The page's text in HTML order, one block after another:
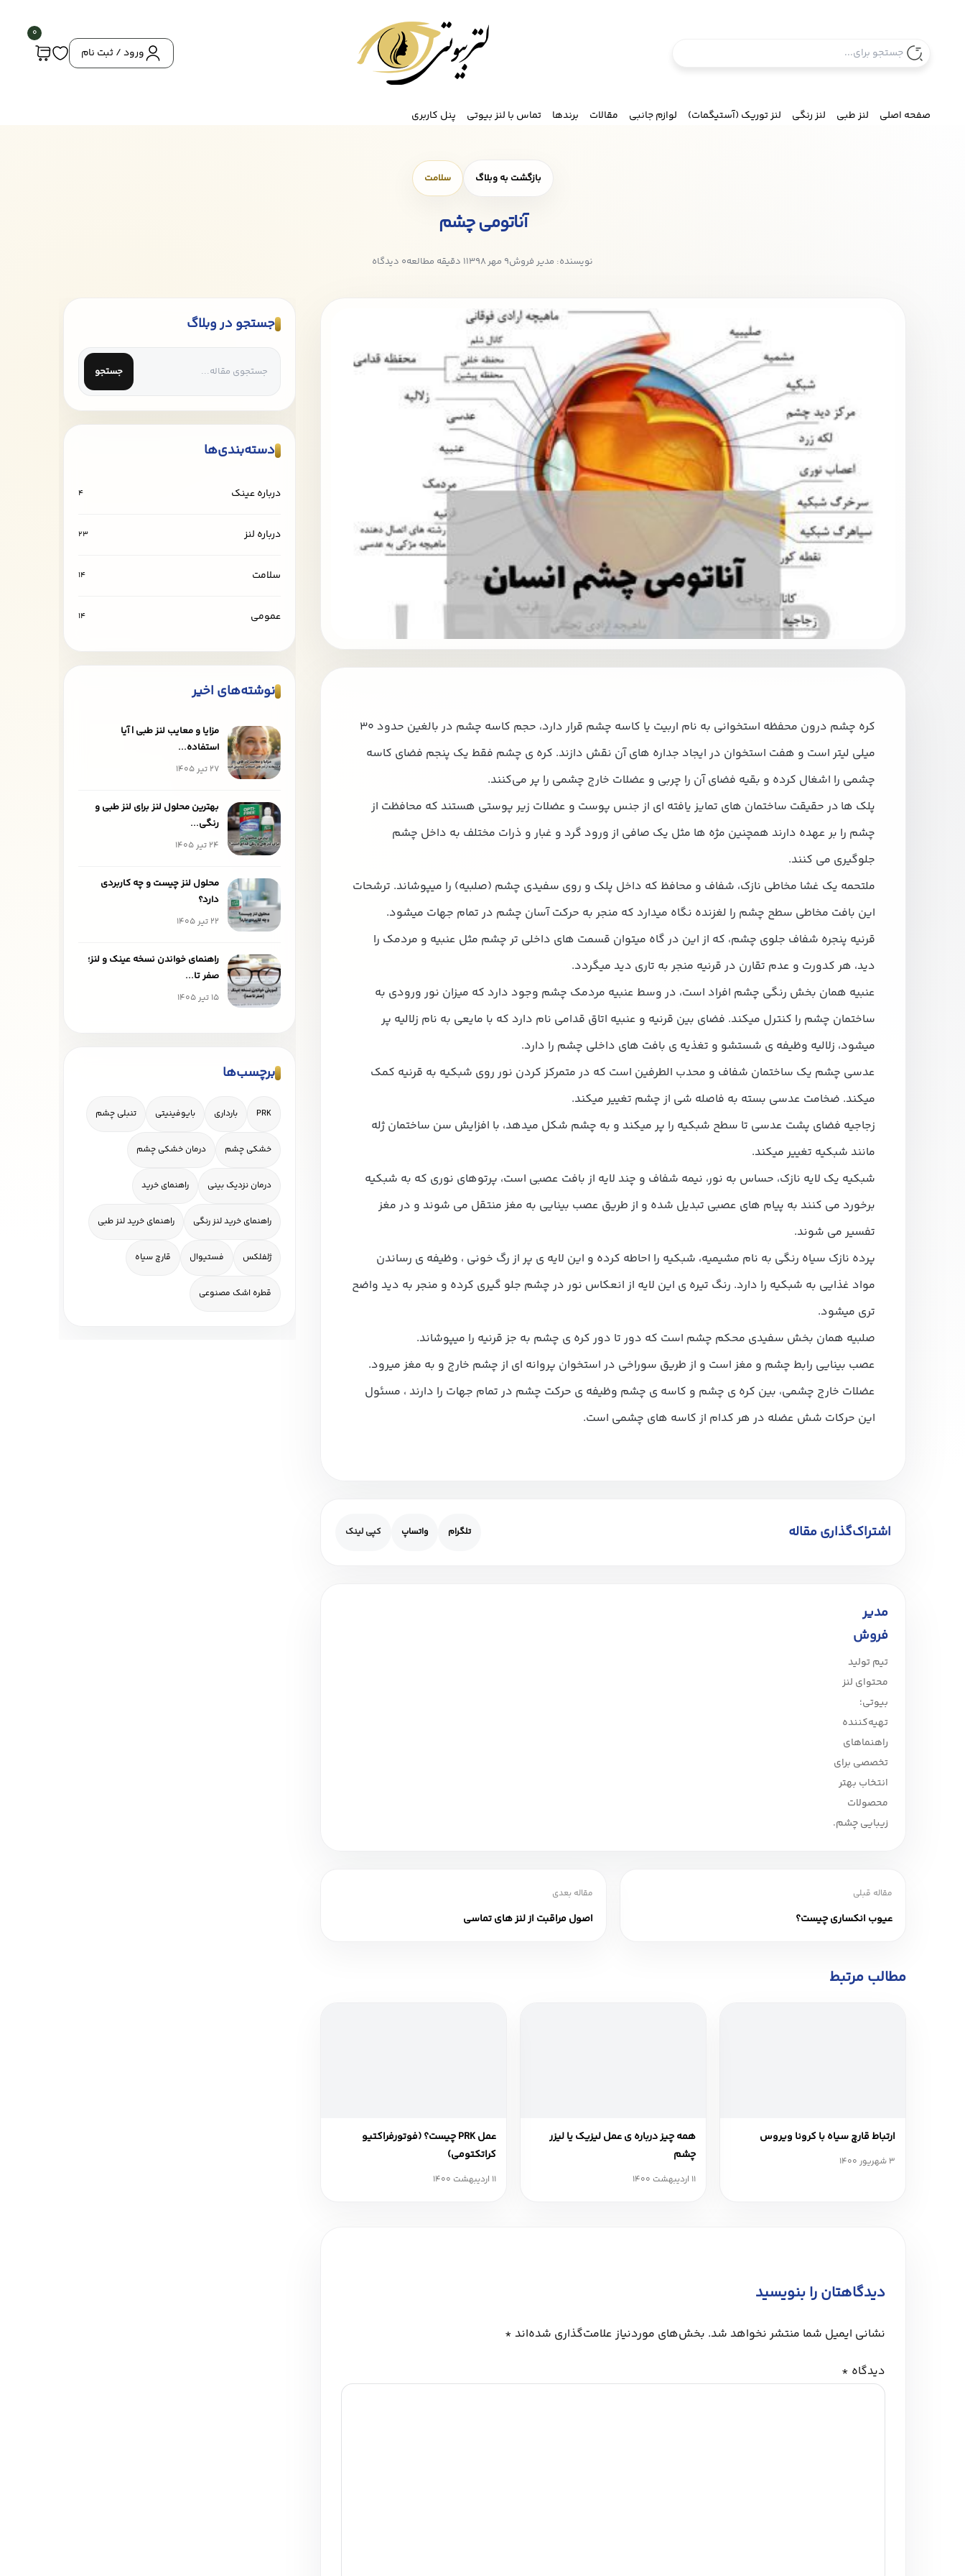
ورود / ثبت نام
0
صفحه اصلی لنز طبی لنز رنگی لنز توریک (آستیگمات) لوازم جانبی مقالات برندها تماس با لنز بیوتی پنل کاربری
بازگشت به وبلاگ سلامت
آناتومی چشم
نویسنده: مدیر فروش9 مهر 1398 1 دقیقه مطالعه 0 دیدگاه
کره چشم درون محفظه استخوانی به نام اربیت یا کاسه چشم قرار دارد، حجم کاسه چشم در بالغین حدود ۳۰
میلی لیتر است و هفت استخوان در ایجاد جداره های آن نقش دازند. کره ی چشم فقط یک پنجم فضای کاسه
چشمی را اشغال کرده و بقیه فضای آن را چربی و عضلات خارج چشمی را پر می‌کنند.
پلک ها در حقیقت ساختمان های تمایز یافته ای از جنس پوست و عضلات زیر پوستی هستند که محافظت از
چشم را بر عهده دارند همچنین مژه ها مثل یک صافی از ورود گرد و غبار و ذرات مختلف به داخل چشم
جلوگیری می کنند.
ملتحمه یک غشا مخاطی نازک، شفاف و محافظ که داخل پلک و روی سفیدی چشم (صلبیه) را میپوشاند. ترشحات
این بافت مخاطی سطح چشم را لغزنده نگاه میدارد که منجر به حرکت آسان چشم در تمام جهات میشود.
قرنیه پنجره شفاف جلوی چشم، که از این در گاه میتوان قسمت های داخلی تر چشم مثل عنبیه و مردمک را
دید، هر کدورت و عدم تقارن در قرنیه منجر به تاری دید میگردد.
عنبیه همان بخش رنگی چشم افراد است، در وسط عنبیه مردمک چشم وجود دارد که میزان نور ورودی به
ساختمان چشم را کنترل میکند. فضای بین قرنیه و عنبیه اتاق قدامی نام دارد که با مایعی به نام زلالیه پر
میشود، زلالیه وظیفه ی شستشو و تغذیه ی بافت های داخلی چشم را دارد.
عدسی چشم یک ساختمان شفاف و محدب الطرفین است که در متمرکز کردن نور روی شبکیه به قرنیه کمک
میکند. ضخامت عدسی بسته به فاصله شی از چشم تغییر میکند.
زجاجیه فضای پشت عدسی تا سطح شبکیه را پر میکند و به چشم شکل میدهد، با افزایش سن ساختمان ژله
مانند شبکیه تغییر میکند.
شبکیه یک لایه نازک، حساس به نور، نیمه شفاف و چند لایه از بافت عصبی است، پرتوهای نوری که به شبکیه
برخورد می کنند به پیام های عصبی تبدیل شده و از طریق عصب بینایی به مغز منتقل می شوند و در مغز
تفسیر می شوند.
پرده نازک سیاه رنگی به نام مشیمیه، شبکیه را احاطه کرده و این لایه ی پر از رگ خونی ، وظیفه ی رساندن
مواد غذایی به شبکیه را دارد. رنگ تیره ی این لایه از انعکاس نور در چشم جلو گیری کرده و منجر به دید واضح
تری میشود.
صلبیه همان بخش سفیدی محکم چشم است که دور تا دور کره ی چشم به جز قرنیه را میپوشاند.
عصب بینایی رابط چشم و مغز است و از طریق سوراخی در استخوان پروانه ای از چشم خارج و به مغز میرود.
عضلات خارج چشمی، بین کره ی چشم و کاسه ی چشم وظیفه ی حرکت چشم در تمام جهات را دارند ، مسئول
این حرکات شش عضله در هر کدام از کاسه های چشمی است.
اشتراک‌گذاری مقاله تلگرام واتساپ کپی لینک
مدیر
فروش
تیم تولید
محتوای لنز
بیوتی؛
تهیه‌کننده
راهنماهای
تخصصی برای
انتخاب بهتر
محصولات
زیبایی چشم.
مقاله قبلی
عیوب انکساری چیست؟
مقاله بعدی
اصول مراقبت از لنز های تماسی
مطالب مرتبط
ارتباط قارچ سیاه با کرونا ویروس
3 شهریور 1400
همه چیز درباره ی عمل لیزیک یا لیزر
چشم
11 اردیبهشت 1400
عمل PRK چیست؟ (فوتورفراکتیو
کراتکتومی)
11 اردیبهشت 1400
دیدگاهتان را بنویسید
نشانی ایمیل شما منتشر نخواهد شد. بخش‌های موردنیاز علامت‌گذاری شده‌اند *
دیدگاه *
جستجو در وبلاگ
جستجو
دسته‌بندی‌ها
درباره عینک 4
درباره لنز 23
سلامت 14
عمومی 14
نوشته‌های اخیر
مزایا و معایب لنز طبی | آیا
استفاده...
27 تیر 1405
بهترین محلول لنز برای لنز طبی و
رنگی...
24 تیر 1405
محلول لنز چیست و چه کاربردی
دارد؟
22 تیر 1405
راهنمای خواندن نسخه عینک و لنز؛
صفر تا...
15 تیر 1405
برچسب‌ها
PRK بارداری بایوفینیتی تنبلی چشم
خشکی چشم درمان خشکی چشم
درمان نزدیک بینی راهنمای خرید
راهنمای خرید لنز رنگی راهنمای خرید لنز طبی
ژلفلکس فستیوال قارچ سیاه
قطره اشک مصنوعی